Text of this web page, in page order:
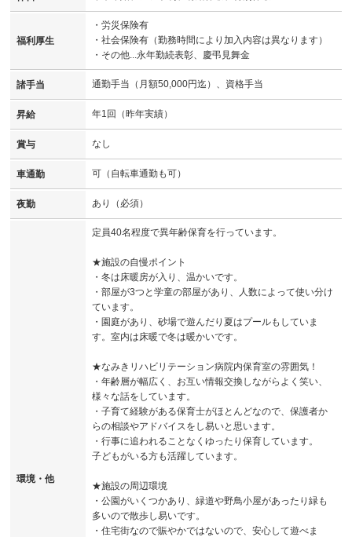
福利厚生
・労災保険有
・社会保険有（勤務時間により加入内容は異なります）
・その他...永年勤続表彰、慶弔見舞金
諸手当 通勤手当（月額50,000円迄）、資格手当
昇給 年1回（昨年実績）
賞与 なし
車通勤 可（自転車通勤も可）
夜勤 あり（必須）
環境・他
定員40名程度で異年齢保育を行っています。
★施設の自慢ポイント
・冬は床暖房が入り、温かいです。
・部屋が3つと学童の部屋があり、人数によって使い分け
ています。
・園庭があり、砂場で遊んだり夏はプールもしていま
す。室内は床暖で冬は暖かいです。
★なみきリハビリテーション病院内保育室の雰囲気！
・年齢層が幅広く、お互い情報交換しながらよく笑い、
様々な話をしています。
・子育て経験がある保育士がほとんどなので、保護者か
らの相談やアドバイスをし易いと思います。
・行事に追われることなくゆったり保育しています。
子どもがいる方も活躍しています。
★施設の周辺環境
・公園がいくつかあり、緑道や野鳥小屋があったり緑も
多いので散歩し易いです。
・住宅街なので賑やかではないので、安心して遊べま